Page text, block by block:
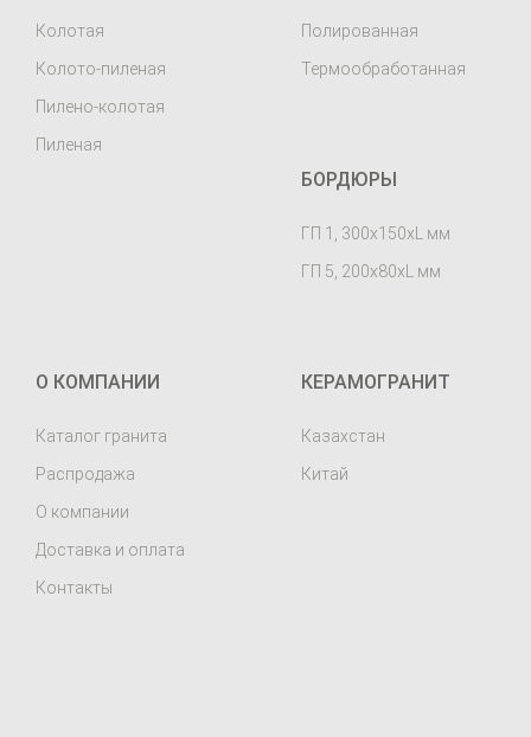
Колотая
Колото-пиленая
Пилено-колотая
Пиленая
Полированная
Термообработанная
БОРДЮРЫ
ГП 1, 300х150хL мм
ГП 5, 200х80хL мм
О КОМПАНИИ
Каталог гранита
Распродажа
О компании
Доставка и оплата
Контакты
КЕРАМОГРАНИТ
Казахстан
Китай